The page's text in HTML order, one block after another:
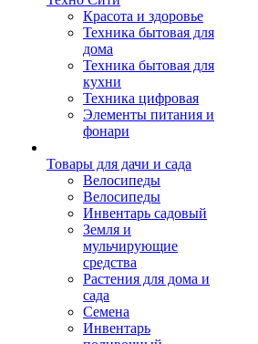
Красота и здоровье
Техника бытовая для
дома
Техника бытовая для
кухни
Техника цифровая
Элементы питания и
фонари
Товары для дачи и сада
Велосипеды
Велосипеды
Инвентарь садовый
Земля и
мульчирующие
средства
Растения для дома и
сада
Семена
Инвентарь